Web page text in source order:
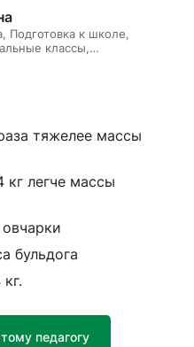
Подготовка к школе,
классы,
тяжелее массы
кг легче массы
бульдога
педагогу